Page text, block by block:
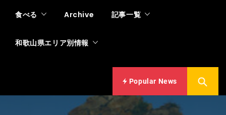
メ
ュ
食べる Archive 記事一覧
和歌山県エリア別情報
Popular News